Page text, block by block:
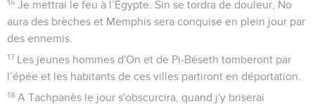
16 Je mettrai le feu à l’Egypte. Sin se tordra de douleur, No
aura des brèches et Memphis sera conquise en plein jour par
des ennemis.
17 Les jeunes hommes d'On et de Pi-Béseth tomberont par
l’épée et les habitants de ces villes partiront en déportation.
18 A Tachpanès le jour s'obscurcira, quand j'y briserai